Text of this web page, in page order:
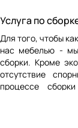
Услуга по
Для того, чтобы
нас мебелью - мы
сборки. Кроме
отсутствие
процессе